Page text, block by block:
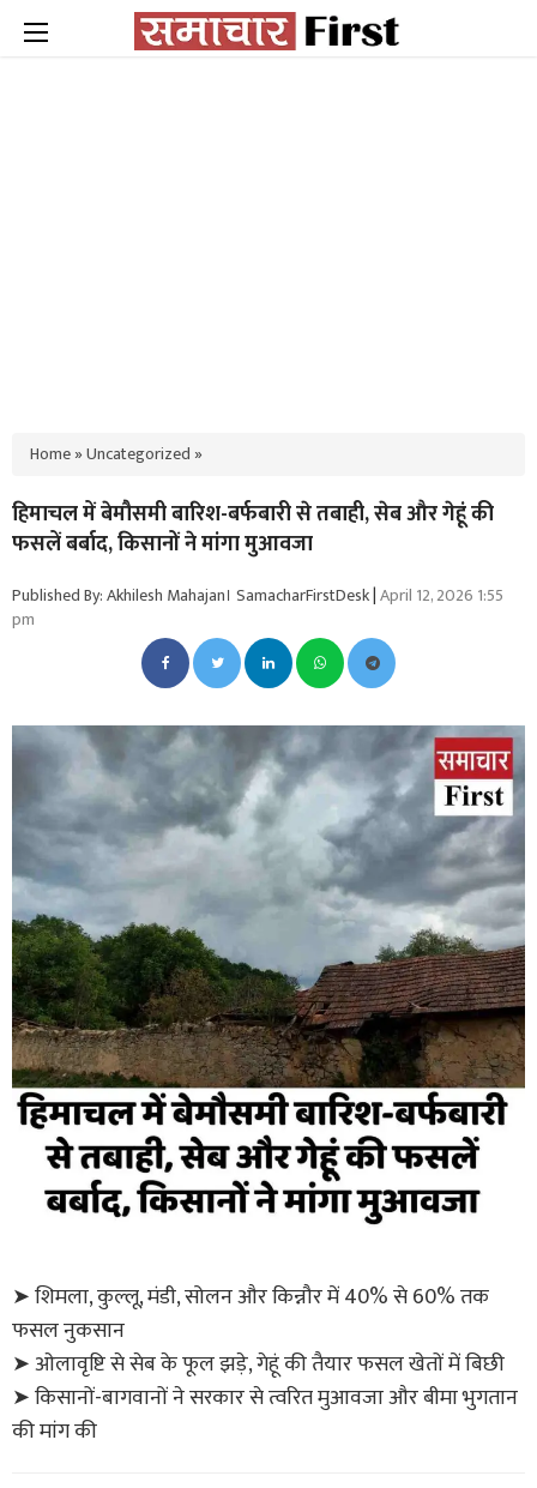
Home»Uncategorized »
हिमाचल में बेमौसमी बारिश-बर्फबारी से तबाही, सेब और गेहूं की
फसलें बर्बाद, किसानों ने मांगा मुआवजा
Published By: Akhilesh Mahajan। SamacharFirstDesk|April 12, 2026 1:55
pm
➤ शिमला, कुल्लू, मंडी, सोलन और किन्नौर में 40% से 60% तक
फसल नुकसान
➤ ओलावृष्टि से सेब के फूल झड़े, गेहूं की तैयार फसल खेतों में बिछी
➤ किसानों-बागवानों ने सरकार से त्वरित मुआवजा और बीमा भुगतान
की मांग की